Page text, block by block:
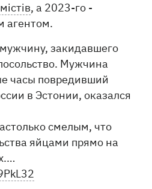
, а 2023-го -
агентом.
закидавшего
Мужчина
часы повредивший
в Эстонии, оказался
смелым, что
яйцами прямо на